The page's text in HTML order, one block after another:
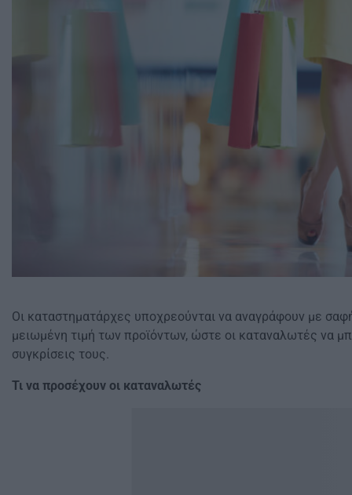
Οι καταστηματάρχες υποχρεούνται να αναγράφουν με
μειωμένη τιμή των προϊόντων, ώστε οι καταναλωτές να
συγκρίσεις τους.
Τι να προσέχουν οι καταναλωτές